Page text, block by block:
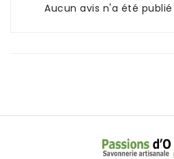
Aucun avis n'a été